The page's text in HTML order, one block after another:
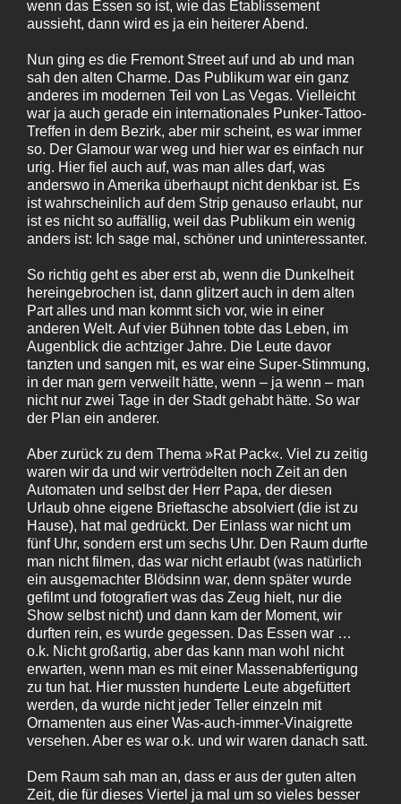
wenn das Essen so ist, wie das Etablissement
aussieht, dann wird es ja ein heiterer Abend.
Nun ging es die Fremont Street auf und ab und man
sah den alten Charme. Das Publikum war ein ganz
anderes im modernen Teil von Las Vegas. Vielleicht
war ja auch gerade ein internationales Punker-Tattoo-
Treffen in dem Bezirk, aber mir scheint, es war immer
so. Der Glamour war weg und hier war es einfach nur
urig. Hier fiel auch auf, was man alles darf, was
anderswo in Amerika überhaupt nicht denkbar ist. Es
ist wahrscheinlich auf dem Strip genauso erlaubt, nur
ist es nicht so auffällig, weil das Publikum ein wenig
anders ist: Ich sage mal, schöner und uninteressanter.
So richtig geht es aber erst ab, wenn die Dunkelheit
hereingebrochen ist, dann glitzert auch in dem alten
Part alles und man kommt sich vor, wie in einer
anderen Welt. Auf vier Bühnen tobte das Leben, im
Augenblick die achtziger Jahre. Die Leute davor
tanzten und sangen mit, es war eine Super-Stimmung,
in der man gern verweilt hätte, wenn – ja wenn – man
nicht nur zwei Tage in der Stadt gehabt hätte. So war
der Plan ein anderer.
Aber zurück zu dem Thema »Rat Pack«. Viel zu zeitig
waren wir da und wir vertrödelten noch Zeit an den
Automaten und selbst der Herr Papa, der diesen
Urlaub ohne eigene Brieftasche absolviert (die ist zu
Hause), hat mal gedrückt. Der Einlass war nicht um
fünf Uhr, sondern erst um sechs Uhr. Den Raum durfte
man nicht filmen, das war nicht erlaubt (was natürlich
ein ausgemachter Blödsinn war, denn später wurde
gefilmt und fotografiert was das Zeug hielt, nur die
Show selbst nicht) und dann kam der Moment, wir
durften rein, es wurde gegessen. Das Essen war …
o.k. Nicht großartig, aber das kann man wohl nicht
erwarten, wenn man es mit einer Massenabfertigung
zu tun hat. Hier mussten hunderte Leute abgefüttert
werden, da wurde nicht jeder Teller einzeln mit
Ornamenten aus einer Was-auch-immer-Vinaigrette
versehen. Aber es war o.k. und wir waren danach satt.
Dem Raum sah man an, dass er aus der guten alten
Zeit, die für dieses Viertel ja mal um so vieles besser